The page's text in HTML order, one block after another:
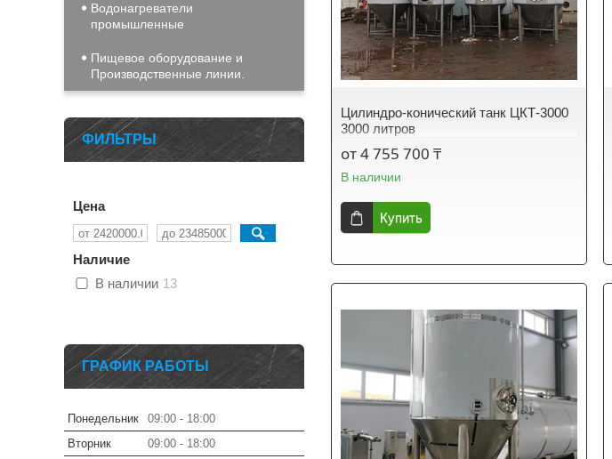
Цилиндро-конический танк ЦКТ-3000
3000 литров
от 4 755 700 ₸
В наличии
Купить
Водонагреватели
промышленные
Пищевое оборудование и
Производственные линии.
ФИЛЬТРЫ
Цена
Наличие
В наличии 13
ГРАФИК РАБОТЫ
Понедельник 09:00
18:00
Вторник
09:00
18:00